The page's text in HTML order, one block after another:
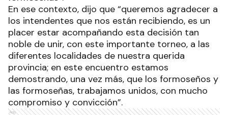
En ese contexto, dijo que “queremos agradecer a
los intendentes que nos están recibiendo, es un
placer estar acompañando esta decisión tan
noble de unir, con este importante torneo, a las
diferentes localidades de nuestra querida
provincia; en este encuentro estamos
demostrando, una vez más, que los formoseños y
las formoseñas, trabajamos unidos, con mucho
compromiso y convicción”.
Ads